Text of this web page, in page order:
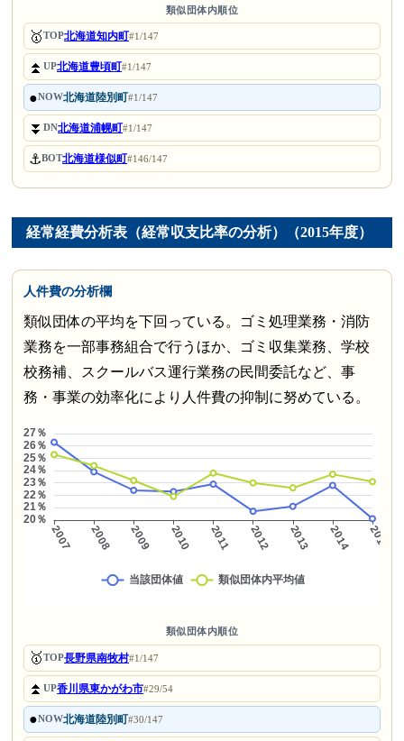
類似団体内順位
🥇TOP北海道知内町#1/147
⏫UP北海道豊頃町#1/147
●NOW北海道陸別町#1/147
⏬DN北海道浦幌町#1/147
⚓BOT北海道様似町#146/147
経常経費分析表（経常収支比率の分析）（2015年度）
人件費の分析欄
類似団体の平均を下回っている。ゴミ処理業務・消防
業務を一部事務組合で行うほか、ゴミ収集業務、学校
校務補、スクールバス運行業務の民間委託など、事
務・事業の効率化により人件費の抑制に努めている。
類似団体内順位
🥇TOP長野県南牧村#1/147
⏫UP香川県東かがわ市#29/54
●NOW北海道陸別町#30/147